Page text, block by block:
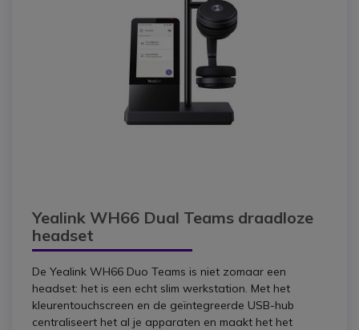
Yealink WH66 Dual Teams draadloze
headset
De Yealink WH66 Duo Teams is niet zomaar een
headset: het is een echt slim werkstation. Met het
kleurentouchscreen en de geïntegreerde USB-hub
centraliseert het al je apparaten en maakt het het